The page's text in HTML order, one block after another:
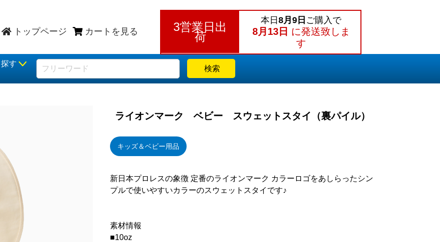
トップページ カートを見る 3営業日出
荷
本日8月9日 ご購入で
8月13日 に発送致しま
す
す
検索
ライオンマーク ベビー スウェットスタイ（裏パイル）
キッズ＆ベビー用品
新日本プロレスの象徴 定番のライオンマーク カラーロゴをあしらったシン
プルで使いやすいカラーのスウェットスタイです♪
素材情報
■10oz